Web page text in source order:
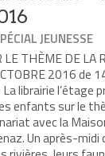
JEUNESSE
THÈME DE LA
2016 de
librairie l’étage
enfants sur le
avec la
Un après-midi